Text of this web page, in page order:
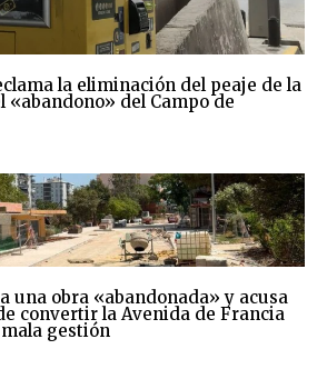
la eliminación del peaje de la
«abandono» del Campo de
una obra «abandonada» y acusa
convertir la Avenida de Francia
gestión